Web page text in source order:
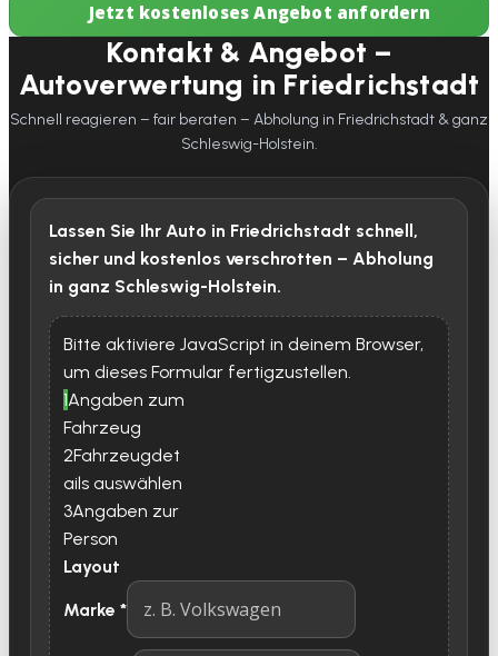
Jetzt kostenloses Angebot anfordern
Kontakt & Angebot –
Autoverwertung in Friedrichstadt
Schnell reagieren – fair beraten – Abholung in Friedrichstadt & ganz
Schleswig-Holstein.
Lassen Sie Ihr Auto in Friedrichstadt schnell,
sicher und kostenlos verschrotten – Abholung
in ganz Schleswig-Holstein.
Bitte aktiviere JavaScript in deinem Browser,
um dieses Formular fertigzustellen.
1Angaben zum
Fahrzeug
2Fahrzeugdet
ails auswählen
3Angaben zur
Person
Layout
Marke *